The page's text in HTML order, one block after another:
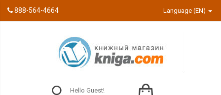
888-564-4664 Language (EN)
Hello Guest!